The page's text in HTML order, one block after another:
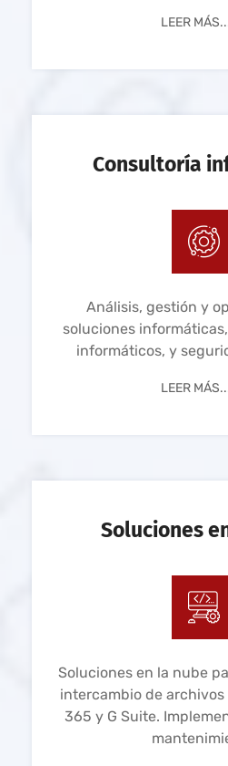
LEER
Consultoría
Análisis, gestión y
soluciones
informáticos, y
LEER
Soluciones
Soluciones en la nube
intercambio de
365 y G Suite.